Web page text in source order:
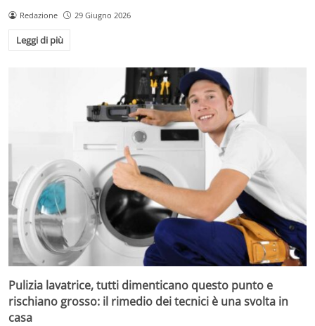
Redazione 29 Giugno 2026
Leggi di più
Pulizia lavatrice, tutti dimenticano questo punto e
rischiano grosso: il rimedio dei tecnici è una svolta in
casa